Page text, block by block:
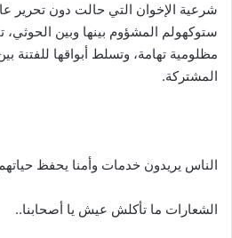
شرعية الإخوان التي حالت دون تحرير
ستوكهولم المشؤوم بينها وبين
مظلومية تهامة، وتسلط أبواقها للفتنة
المشتركة.
الناس يريدون خدمات وأمنا يحفظ
الشعارات ما تأكلش عيش يا أصحابنا..